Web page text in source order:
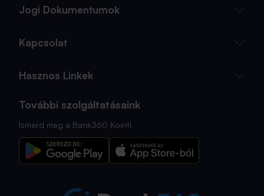
Jogi Dokumentumok
Kapcsolat
Hasznos Linkek
További szolgáltatásaink
Ismerd meg a Bank360 Koint!